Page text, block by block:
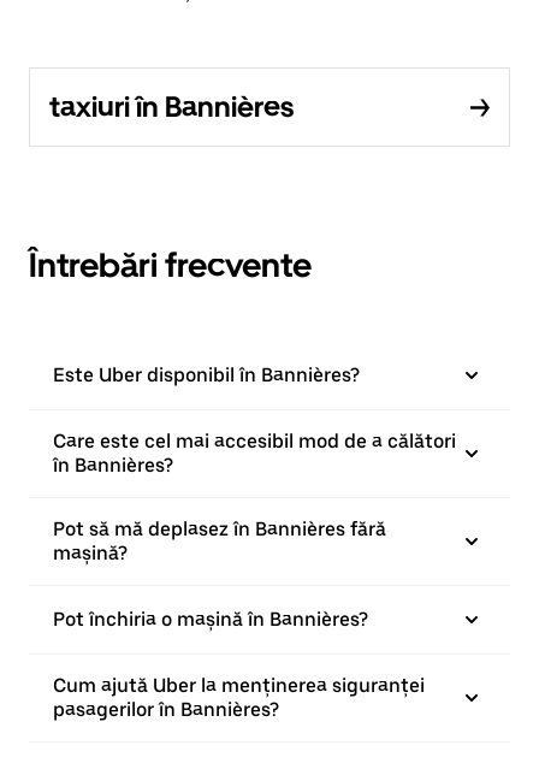
taxiuri în Bannières
Întrebări frecvente
Este Uber disponibil în Bannières?
Care este cel mai accesibil mod de a călători
în Bannières?
Pot să mă deplasez în Bannières fără
mașină?
Pot închiria o mașină în Bannières?
Cum ajută Uber la menținerea siguranței
pasagerilor în Bannières?